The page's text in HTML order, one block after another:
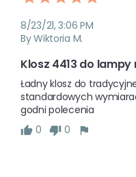
8/23/21, 3:06 PM
By Wiktoria M.
Klosz 4413 do
Ładny klosz do
standardowych
godni polecenia
0
0